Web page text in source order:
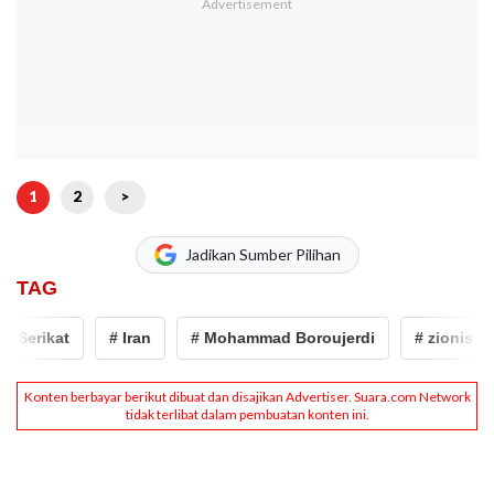
1 2 >
Jadikan Sumber Pilihan
TAG
# Iran # Mohammad Boroujerdi # zionis